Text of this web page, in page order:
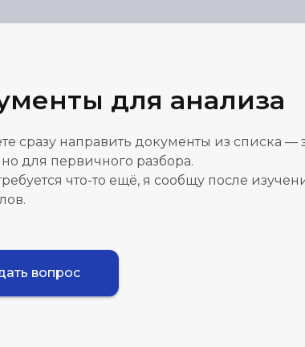
для анализа
сразу направить документы из списка —
для первичного разбора.
что-то ещё, я сообщу после
вопрос